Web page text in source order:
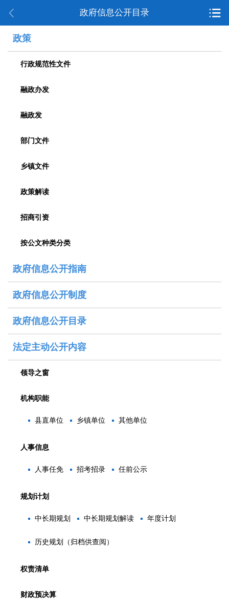
政府信息公开目录
政策
行政规范性文件
融政办发
融政发
部门文件
乡镇文件
政策解读
招商引资
按公文种类分类
政府信息公开指南
政府信息公开制度
政府信息公开目录
法定主动公开内容
领导之窗
机构职能
县直单位 乡镇单位 其他单位
人事信息
人事任免 招考招录 任前公示
规划计划
中长期规划 中长期规划解读 年度计划
历史规划（归档供查阅）
权责清单
财政预决算